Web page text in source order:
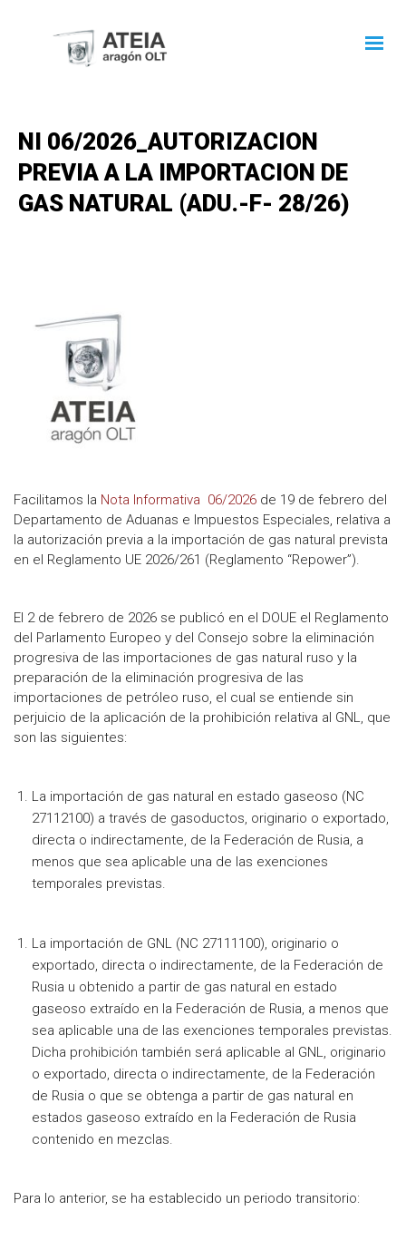
NI 06/2026_AUTORIZACION
PREVIA A LA IMPORTACION DE
GAS NATURAL (ADU.-F- 28/26)
Facilitamos la Nota Informativa 06/2026 de 19 de febrero del
Departamento de Aduanas e Impuestos Especiales, relativa a
la autorización previa a la importación de gas natural prevista
en el Reglamento UE 2026/261 (Reglamento “Repower”).
El 2 de febrero de 2026 se publicó en el DOUE el Reglamento
del Parlamento Europeo y del Consejo sobre la eliminación
progresiva de las importaciones de gas natural ruso y la
preparación de la eliminación progresiva de las
importaciones de petróleo ruso, el cual se entiende sin
perjuicio de la aplicación de la prohibición relativa al GNL, que
son las siguientes:
La importación de gas natural en estado gaseoso (NC
27112100) a través de gasoductos, originario o exportado,
directa o indirectamente, de la Federación de Rusia, a
menos que sea aplicable una de las exenciones
temporales previstas.
La importación de GNL (NC 27111100), originario o
exportado, directa o indirectamente, de la Federación de
Rusia u obtenido a partir de gas natural en estado
gaseoso extraído en la Federación de Rusia, a menos que
sea aplicable una de las exenciones temporales previstas.
Dicha prohibición también será aplicable al GNL, originario
o exportado, directa o indirectamente, de la Federación
de Rusia o que se obtenga a partir de gas natural en
estados gaseoso extraído en la Federación de Rusia
contenido en mezclas.
Para lo anterior, se ha establecido un periodo transitorio: